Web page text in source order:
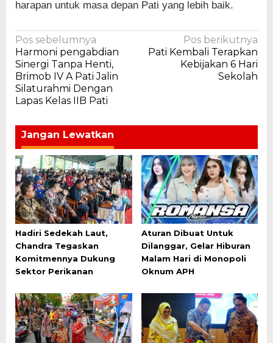
harapan untuk masa depan Pati yang lebih baik.
Navigasi
pos
Pos sebelumnya
Harmoni pengabdian
Sinergi Tanpa Henti,
Brimob IV A Pati Jalin
Silaturahmi Dengan
Lapas Kelas IIB Pati
Pos berikutnya
Pati Kembali Terapkan
Kebijakan 6 Hari
Sekolah
Jangan Lewatkan
Hadiri Sedekah Laut,
Chandra Tegaskan
Komitmennya Dukung
Sektor Perikanan
Aturan Dibuat Untuk
Dilanggar, Gelar Hiburan
Malam Hari di Monopoli
Oknum APH